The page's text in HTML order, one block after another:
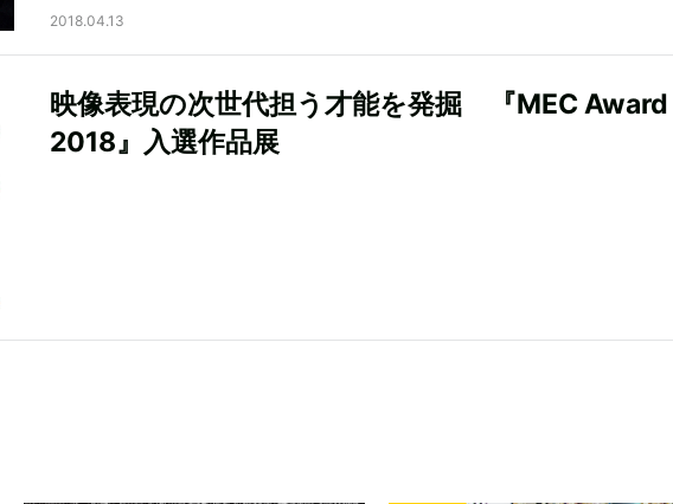
2018.04.13
映像表現の次世代担う才能を発掘 『MEC Award
2018』入選作品展